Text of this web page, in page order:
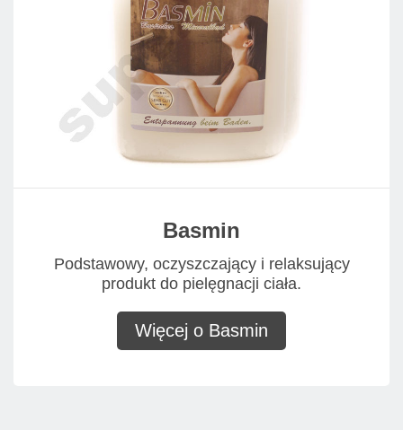
Basmin
Podstawowy, oczyszczający i relaksujący
produkt do pielęgnacji ciała.
Więcej o Basmin